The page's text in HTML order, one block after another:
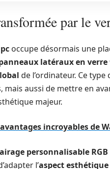
par le
occupe désormais une
latéraux en
de l’ordinateur. Ce
mais aussi de mettre en
majeur.
incroyables de
personnalisable RGB
l’aspect esthétique